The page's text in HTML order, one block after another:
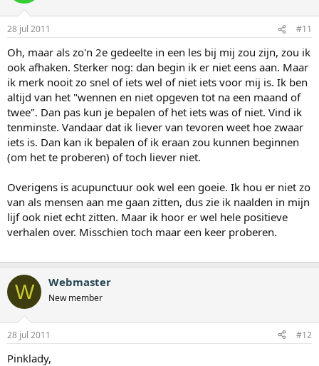
28 jul 2011 #11
Oh, maar als zo'n 2e gedeelte in een les bij mij zou zijn, zou ik
ook afhaken. Sterker nog: dan begin ik er niet eens aan. Maar
ik merk nooit zo snel of iets wel of niet iets voor mij is. Ik ben
altijd van het "wennen en niet opgeven tot na een maand of
twee". Dan pas kun je bepalen of het iets was of niet. Vind ik
tenminste. Vandaar dat ik liever van tevoren weet hoe zwaar
iets is. Dan kan ik bepalen of ik eraan zou kunnen beginnen
(om het te proberen) of toch liever niet.
Overigens is acupunctuur ook wel een goeie. Ik hou er niet zo
van als mensen aan me gaan zitten, dus zie ik naalden in mijn
lijf ook niet echt zitten. Maar ik hoor er wel hele positieve
verhalen over. Misschien toch maar een keer proberen.
W Webmaster
New member
28 jul 2011 #12
Pinklady,